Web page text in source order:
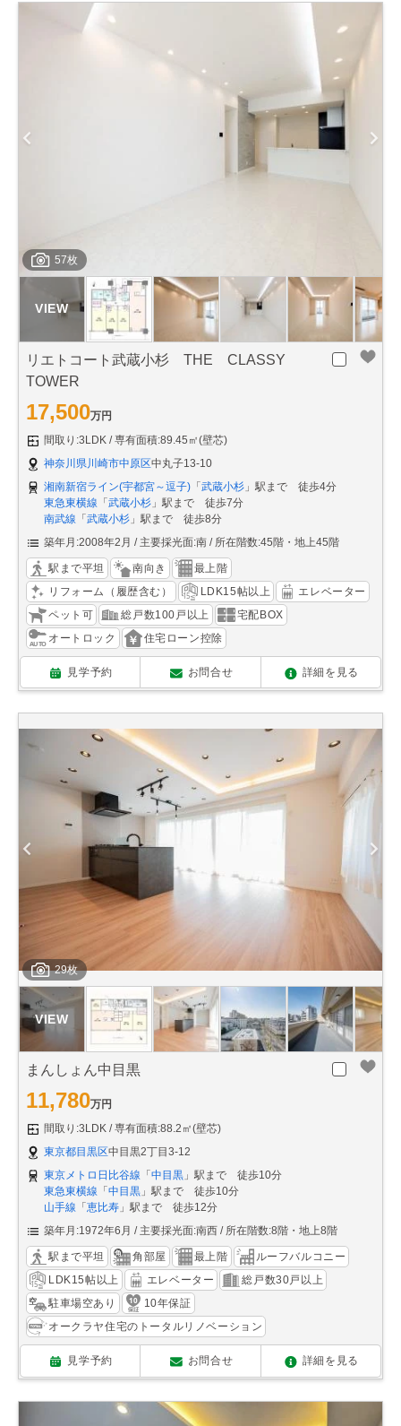
57枚
リエトコート武蔵小杉 THE CLASSY
TOWER
17,500万円
間取り:3LDK
専有面積:89.45㎡(壁芯)
神奈川県川崎市中原区中丸子13-10
湘南新宿ライン(宇都宮～逗子) 「武蔵小杉 」駅まで 徒歩4分
東急東横線 「武蔵小杉 」駅まで 徒歩7分
南武線 「武蔵小杉 」駅まで 徒歩8分
築年月:2008年2月
主要採光面:南 所在階数:45階・地上45階
駅まで平坦 南向き
最上階
リフォーム（履歴含む）
LDK15帖以上
エレベーター
ペット可
総戸数100戸以上
宅配BOX
オートロック
住宅ローン控除
見学予約 お問合せ 詳細を見る
29枚
まんしょん中目黒
11,780万円
間取り:3LDK
専有面積:88.2㎡(壁芯)
東京都目黒区中目黒2丁目3-12
東京メトロ日比谷線 「 中目黒 」駅まで 徒歩10分
東急東横線 「 中目黒 」駅まで 徒歩10分
山手線 「 恵比寿 」駅まで 徒歩12分
築年月:1972年6月
主要採光面:南西 所在階数:8階・地上8階
駅まで平坦 角部屋 最上階
ルーフバルコニー
LDK15帖以上
エレベーター
総戸数30戸以上
駐車場空あり
10年保証
オークラヤ住宅のトータルリノベーション
見学予約 お問合せ 詳細を見る